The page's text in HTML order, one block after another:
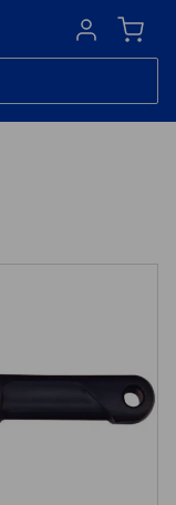
Sign in